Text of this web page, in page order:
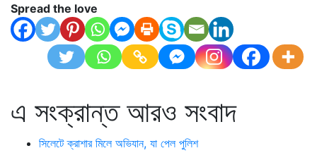
Spread the love
এ সংক্রান্ত আরও সংবাদ
সিলেটে ক্রাশার মিলে অভিযান, যা পেল পুলিশ